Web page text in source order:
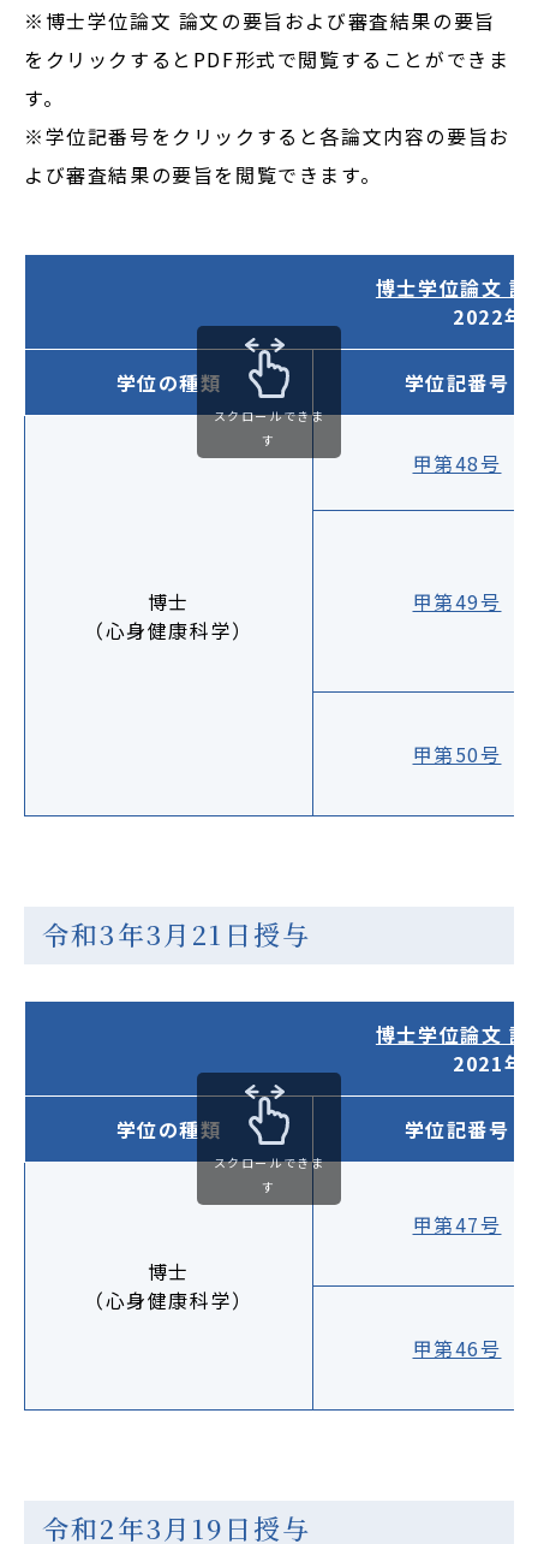
※博士学位論文 論文の要旨および審査結果の要旨
をクリックするとPDF形式で閲覧することができま
す。
※学位記番号をクリックすると各論文内容の要旨お
よび審査結果の要旨を閲覧できます。
博士学位論文
2022年
学位の種類 学位記番号
博士
（心身健康科学）
甲第48号
甲第49号
甲第50号
スクロールできま
す
令和3年3月21日授与
博士学位論文
2021年
学位の種類 学位記番号
博士
（心身健康科学）
甲第47号
甲第46号
スクロールできま
す
令和2年3月19日授与